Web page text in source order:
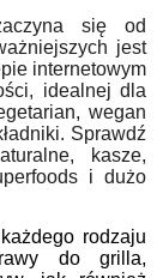
się od
jest
internetowym
idealnej dla
wegan
Sprawdź
kasze,
i dużo
rodzaju
do grilla,